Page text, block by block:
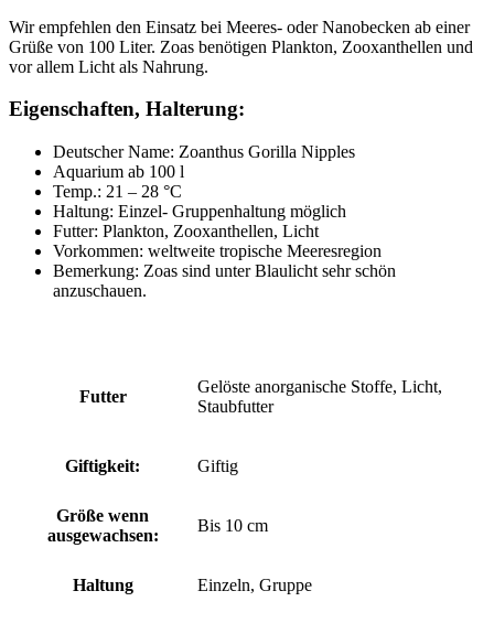
Wir empfehlen den Einsatz bei Meeres- oder Nanobecken ab einer
Grüße von 100 Liter. Zoas benötigen Plankton, Zooxanthellen und
vor allem Licht als Nahrung.
Eigenschaften, Halterung:
Deutscher Name: Zoanthus Gorilla Nipples
Aquarium ab 100 l
Temp.: 21 – 28 °C
Haltung: Einzel- Gruppenhaltung möglich
Futter: Plankton, Zooxanthellen, Licht
Vorkommen: weltweite tropische Meeresregion
Bemerkung: Zoas sind unter Blaulicht sehr schön
anzuschauen.
Futter
Gelöste anorganische Stoffe, Licht,
Staubfutter
Giftigkeit: Giftig
Größe wenn
ausgewachsen:
Bis 10 cm
Haltung Einzeln, Gruppe